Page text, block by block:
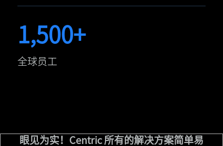
1,500+
全球员工
眼见为实！Centric 所有的解决方案简单易